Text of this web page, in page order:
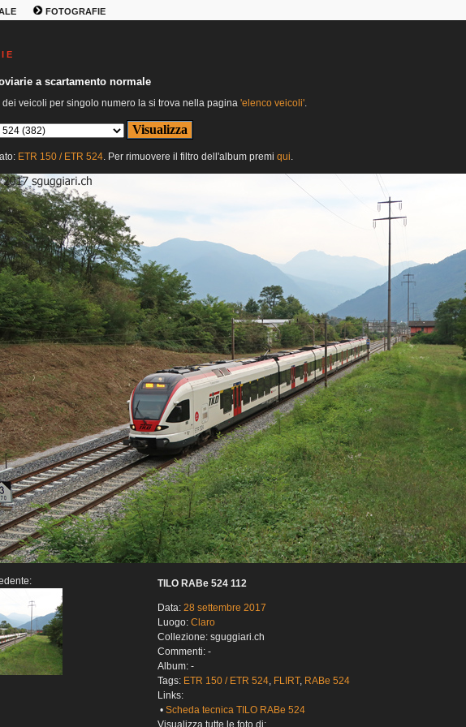
FOTOGRAFIE
E
a scartamento normale
dei veicoli per singolo numero la si trova nella pagina 'elenco veicoli'.
ETR 150 / ETR 524. Per rimuovere il filtro dell'album premi qui.
TILO RABe 524 112
Data: 28 settembre 2017
Luogo: Claro
Collezione: sguggiari.ch
Commenti: -
Album: -
Tags: ETR 150 / ETR 524, FLIRT, RABe 524
Links:
• Scheda tecnica TILO RABe 524